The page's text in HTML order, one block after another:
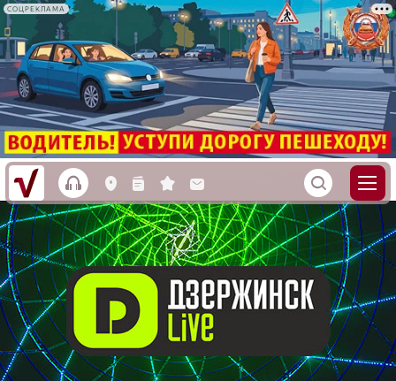
СОЦРЕКЛАМА
h L n s M S